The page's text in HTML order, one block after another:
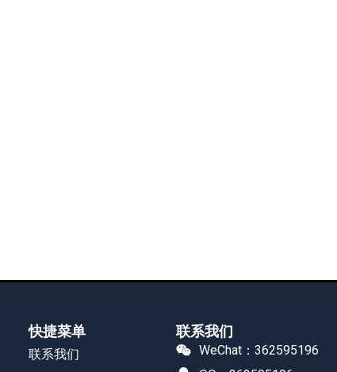
快捷菜单
联系我们
联系我们
WeChat：362595196